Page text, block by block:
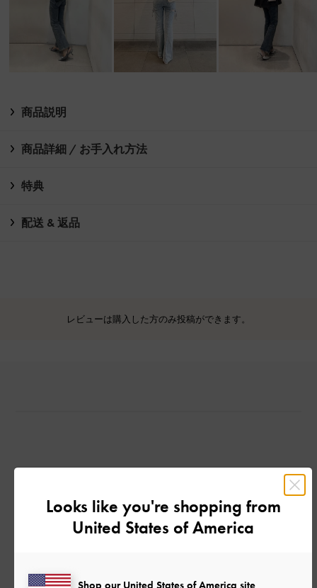
商品説明
商品詳細 / お手入れ方法
特典
配送 & 返品
レビューは購入した方のみ投稿ができます。
Looks like you're shopping from
United States of America
Shop our United States of America site